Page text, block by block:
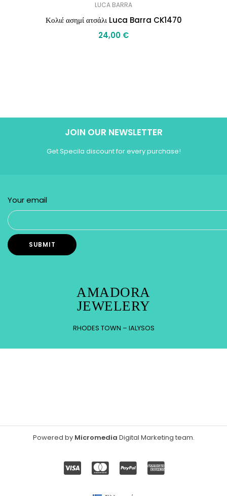
LUCA BARRA
Κολιέ ασημί ατσάλι Luca Barra CK1470
24,00 €
JOIN OUR NEWSLETTER
Get Specila discount for every purchase!
Your email
AMADORA
JEWELERY
RHODES TOWN – IALYSOS
Powered by Micromedia Digital Marketing team.